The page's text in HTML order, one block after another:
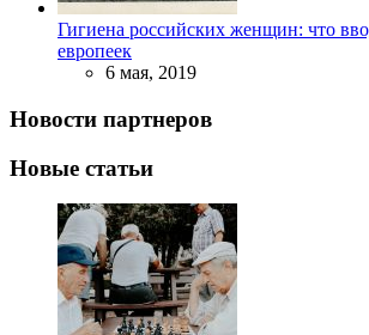
Гигиена российских женщин: что
европеек
6 мая, 2019
Новости партнеров
Новые статьи